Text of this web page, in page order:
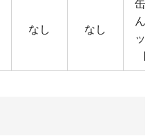
なし なし
缶
ん
ッ